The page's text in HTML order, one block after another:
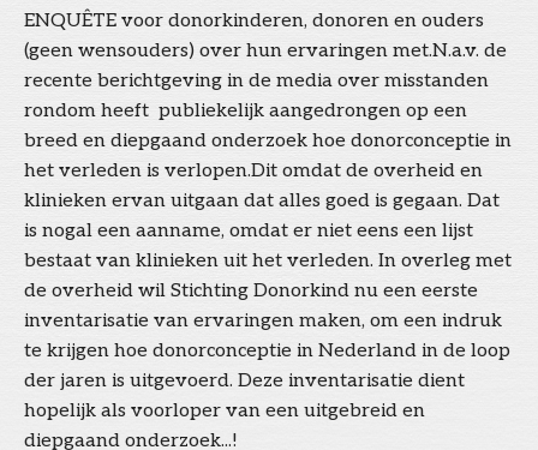
ENQUÊTE voor donorkinderen, donoren en ouders
(geen wensouders) over hun ervaringen met.N.a.v. de
recente berichtgeving in de media over misstanden
rondom heeft publiekelijk aangedrongen op een
breed en diepgaand onderzoek hoe donorconceptie in
het verleden is verlopen.Dit omdat de overheid en
klinieken ervan uitgaan dat alles goed is gegaan. Dat
is nogal een aanname, omdat er niet eens een lijst
bestaat van klinieken uit het verleden. In overleg met
de overheid wil Stichting Donorkind nu een eerste
inventarisatie van ervaringen maken, om een indruk
te krijgen hoe donorconceptie in Nederland in de loop
der jaren is uitgevoerd. Deze inventarisatie dient
hopelijk als voorloper van een uitgebreid en
diepgaand onderzoek...!